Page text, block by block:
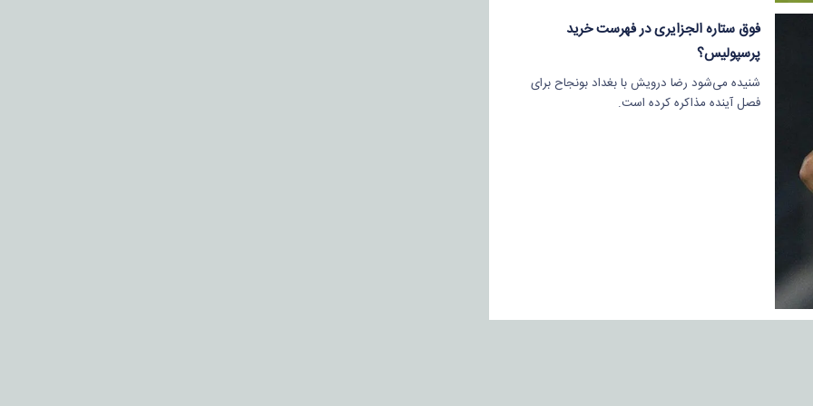
فوق ستاره الجزایری در فهرست خرید
پرسپولیس؟
شنیده می‌شود رضا درویش با بغداد بونجاح برای
فصل آینده مذاکره کرده است.